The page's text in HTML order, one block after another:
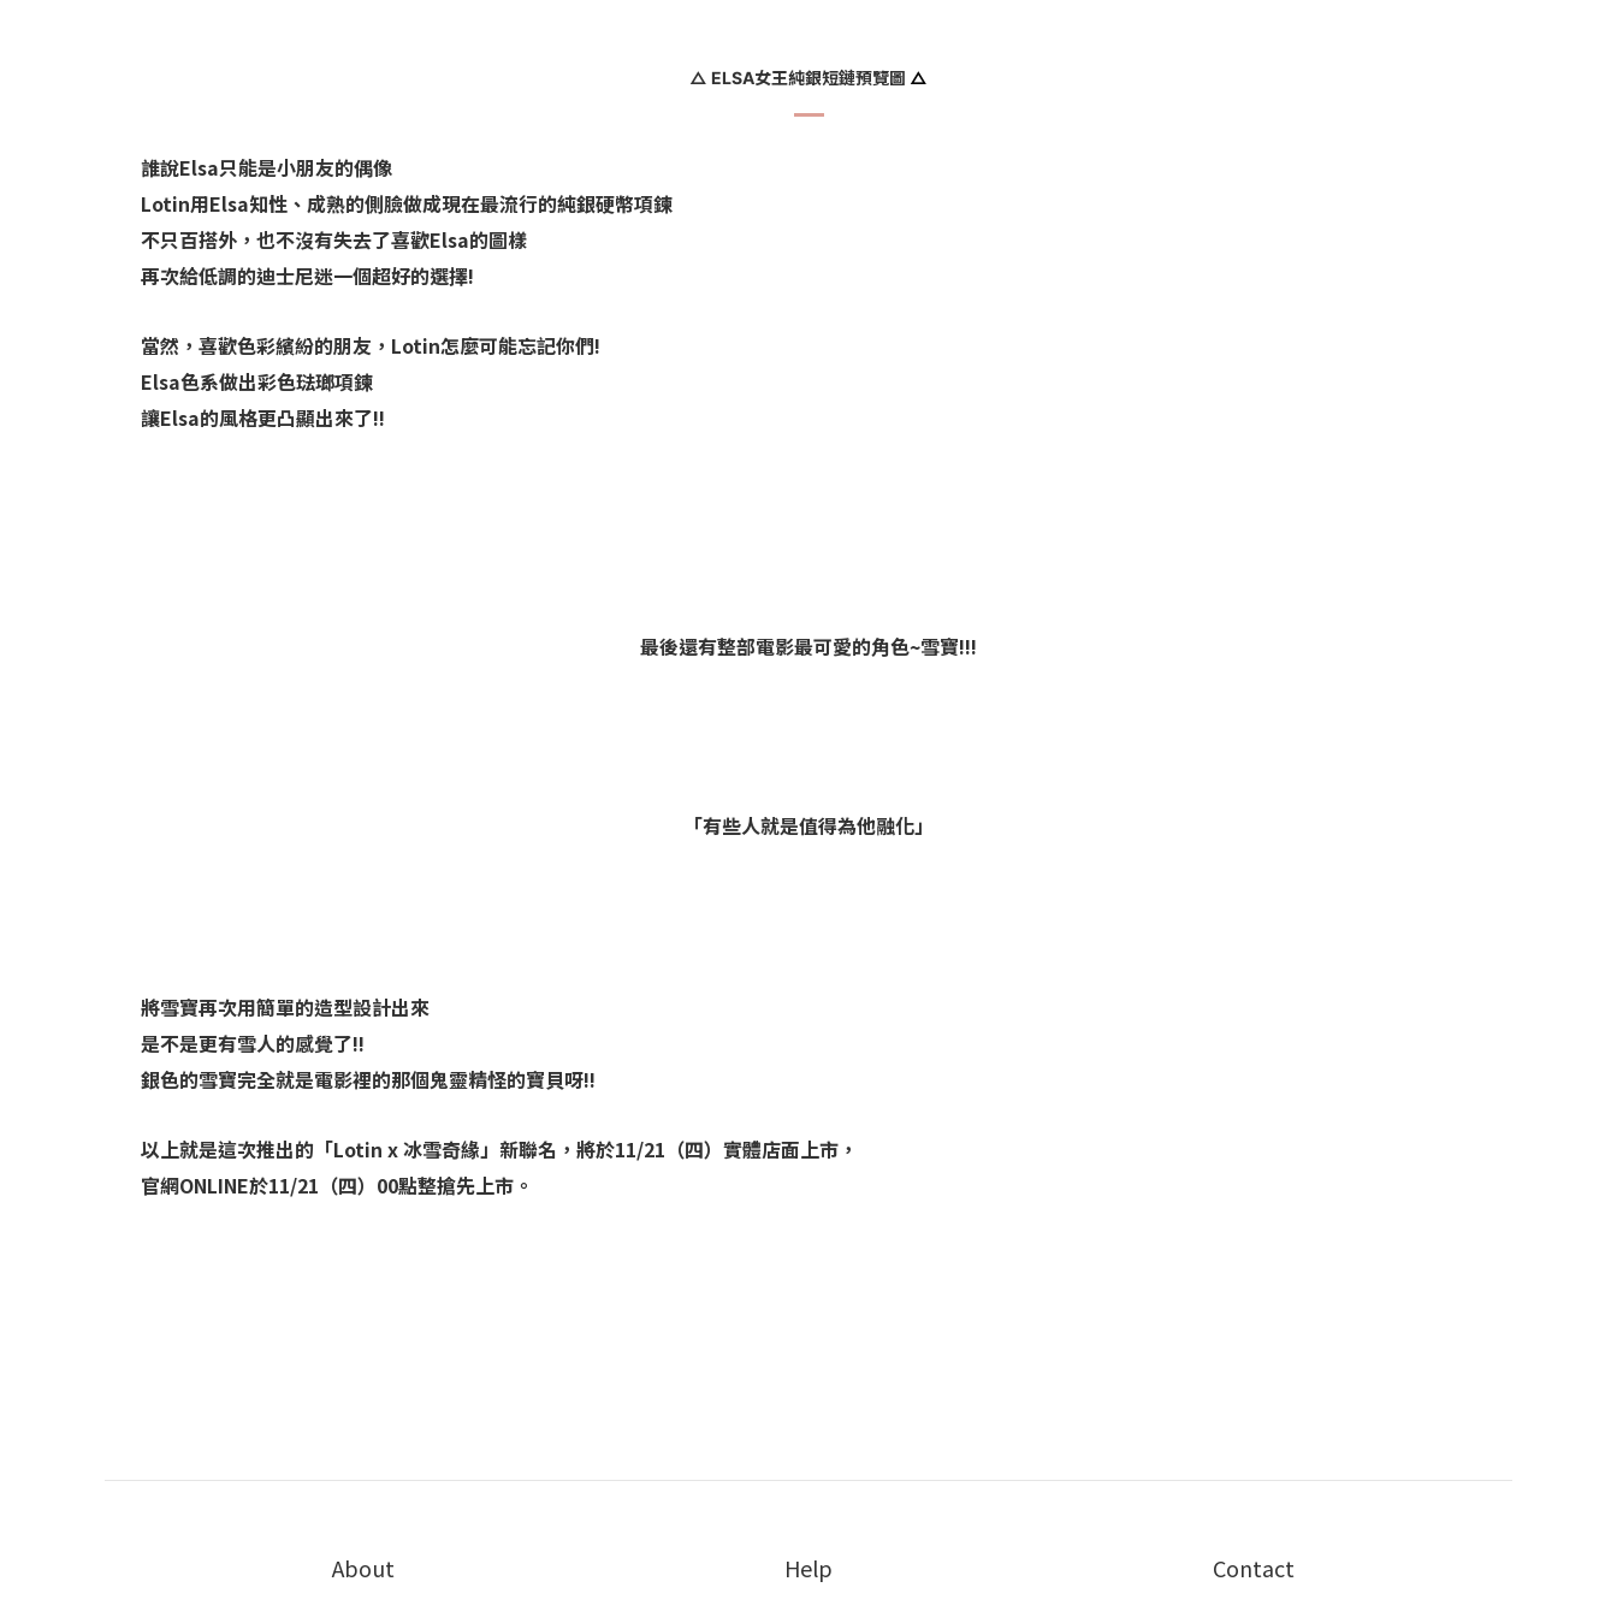
△ ELSA女王純銀短鏈預覽圖 △
誰說Elsa只能是小朋友的偶像
Lotin用Elsa知性、成熟的側臉做成現在最流行的純銀硬幣項鍊
不只百搭外，也不沒有失去了喜歡Elsa的圖樣
再次給低調的迪士尼迷一個超好的選擇!
當然，喜歡色彩繽紛的朋友，Lotin怎麼可能忘記你們!
Elsa色系做出彩色琺瑯項鍊
讓Elsa的風格更凸顯出來了!!
最後還有整部電影最可愛的角色~雪寶!!!
「有些人就是值得為他融化」
將雪寶再次用簡單的造型設計出來
是不是更有雪人的感覺了!!
銀色的雪寶完全就是電影裡的那個鬼靈精怪的寶貝呀!!
以上就是這次推出的「Lotin x 冰雪奇緣」新聯名，將於11/21（四）實體店面上市，
官網ONLINE於11/21（四）00點整搶先上市。
About Help Contact